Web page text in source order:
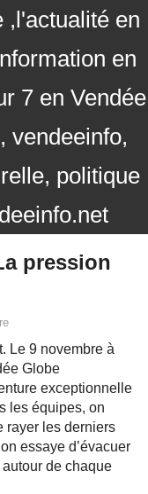
,l'actualité en
en
7 en Vendée
vendeeinfo,
politique
pression
Le 9 novembre à
Globe
exceptionnelle
les équipes, on
rayer les derniers
essaye d’évacuer
de chaque